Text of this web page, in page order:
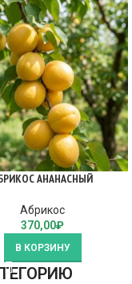
АНАНАСНЫЙ
Абрикос
370,00₽
В КОРЗИНУ